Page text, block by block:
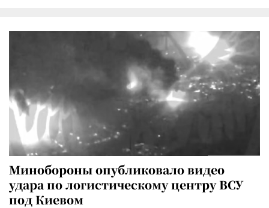
Минобороны опубликовало видео
удара по логистическому центру ВСУ
под Киевом